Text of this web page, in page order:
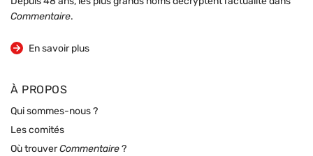
Commentaire.
En savoir plus
sur la revue
À PROPOS
Qui sommes-nous ?
Les comités
Où trouverCommentaire ?